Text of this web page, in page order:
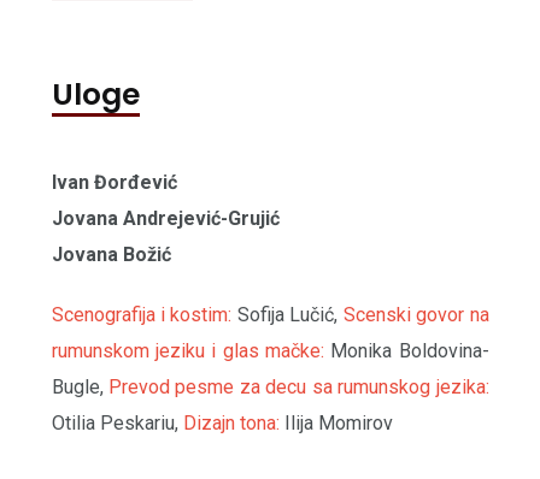
Uloge
Ivan Đorđević
Jovana Andrejević-Grujić
Jovana Božić
Scenografija i kostim: Sofija Lučić, Scenski govor na
rumunskom jeziku i glas mačke: Monika Boldovina-
Bugle,Prevod pesme za decu sa rumunskog jezika:
Otilia Peskariu, Dizajn tona: Ilija Momirov